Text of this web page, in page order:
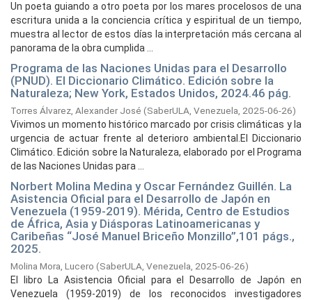
Un poeta guiando a otro poeta por los mares procelosos de una
escritura unida a la conciencia crítica y espiritual de un tiempo,
muestra al lector de estos días la interpretación más cercana al
panorama de la obra cumplida ...
Programa de las Naciones Unidas para el Desarrollo
(PNUD). El Diccionario Climático. Edición sobre la
Naturaleza; New York, Estados Unidos, 2024.46 pág.
Torres Álvarez, Alexander José (SaberULA, Venezuela, 2025-06-26)
Vivimos un momento histórico marcado por crisis climáticas y la
urgencia de actuar frente al deterioro ambiental.El Diccionario
Climático. Edición sobre la Naturaleza, elaborado por el Programa
de las Naciones Unidas para ...
Norbert Molina Medina y Oscar Fernández Guillén. La
Asistencia Oficial para el Desarrollo de Japón en
Venezuela (1959-2019). Mérida, Centro de Estudios
de África, Asia y Diásporas Latinoamericanas y
Caribeñas “José Manuel Briceño Monzillo”,101 págs.,
2025.
Molina Mora, Lucero (SaberULA, Venezuela, 2025-06-26)
El libro La Asistencia Oficial para el Desarrollo de Japón en
Venezuela (1959-2019) de los reconocidos investigadores